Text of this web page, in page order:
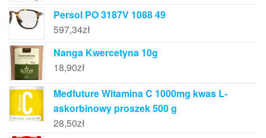
Persol PO 3187V 1088 49
597,34zł
Nanga Kwercetyna 10g
18,90zł
Medfuture Witamina C 1000mg kwas L-
askorbinowy proszek 500 g
28,50zł